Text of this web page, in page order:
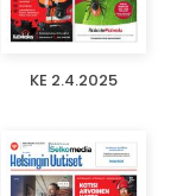
KE 2.4.2025